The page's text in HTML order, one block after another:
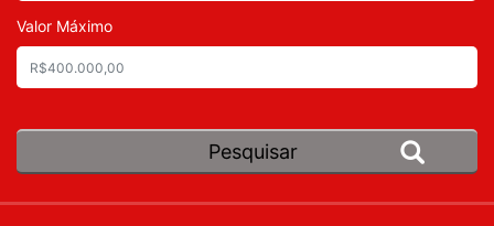
Valor Máximo